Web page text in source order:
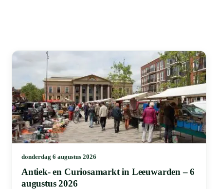
donderdag 6 augustus 2026
Antiek- en Curiosamarkt in Leeuwarden – 6
augustus 2026